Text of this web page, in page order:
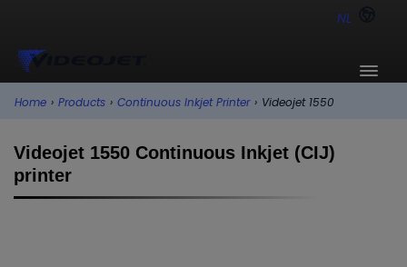
NL
Home › Products › Continuous Inkjet Printer › Videojet 1550
Videojet 1550 Continuous Inkjet (CIJ)
printer